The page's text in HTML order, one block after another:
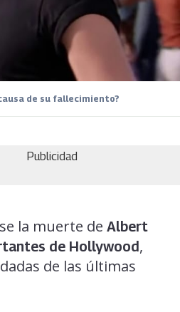
de su fallecimiento?
Publicidad
la muerte de Albert
de Hollywood,
de las últimas